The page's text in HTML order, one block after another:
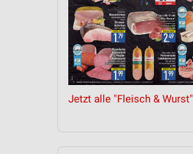
Jetzt alle "Fleisch &
Messung der Performance von
Analyse von Zielgruppen durch
Entwicklung und Verbesserung der